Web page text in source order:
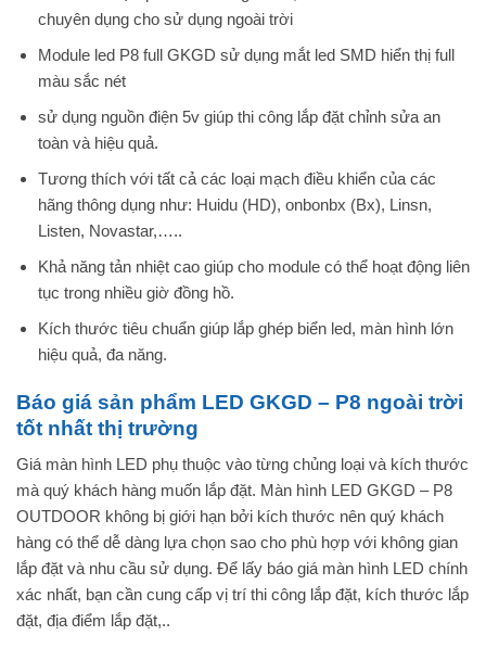
chuyên dụng cho sử dụng ngoài trời
Module led P8 full GKGD sử dụng mắt led SMD hiển thị full
màu sắc nét
sử dụng nguồn điện 5v giúp thi công lắp đặt chỉnh sửa an
toàn và hiệu quả.
Tương thích với tất cả các loại mạch điều khiển của các
hãng thông dụng như: Huidu (HD), onbonbx (Bx), Linsn,
Listen, Novastar,…..
Khả năng tản nhiệt cao giúp cho module có thể hoạt động liên
tục trong nhiều giờ đồng hồ.
Kích thước tiêu chuẩn giúp lắp ghép biển led, màn hình lớn
hiệu quả, đa năng.
Báo giá sản phẩm LED GKGD – P8 ngoài trời
tốt nhất thị trường
Giá màn hình LED phụ thuộc vào từng chủng loại và kích thước
mà quý khách hàng muốn lắp đặt. Màn hình LED GKGD – P8
OUTDOOR không bị giới hạn bởi kích thước nên quý khách
hàng có thể dễ dàng lựa chọn sao cho phù hợp với không gian
lắp đặt và nhu cầu sử dụng. Để lấy báo giá màn hình LED chính
xác nhất, bạn cần cung cấp vị trí thi công lắp đặt, kích thước lắp
đặt, địa điểm lắp đặt,..